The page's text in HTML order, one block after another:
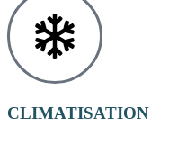
CLIMATISATION